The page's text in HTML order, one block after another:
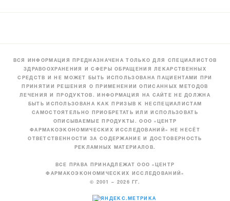
ВСЯ ИНФОРМАЦИЯ ПРЕДНАЗНАЧЕНА ТОЛЬКО ДЛЯ СПЕЦИАЛИСТОВ
ЗДРАВООХРАНЕНИЯ И СФЕРЫ ОБРАЩЕНИЯ ЛЕКАРСТВЕННЫХ
СРЕДСТВ И НЕ МОЖЕТ БЫТЬ ИСПОЛЬЗОВАНА ПАЦИЕНТАМИ ПРИ
ПРИНЯТИИ РЕШЕНИЯ О ПРИМЕНЕНИИ ОПИСАННЫХ МЕТОДОВ
ЛЕЧЕНИЯ И ПРОДУКТОВ. ИНФОРМАЦИЯ НА САЙТЕ НЕ ДОЛЖНА
БЫТЬ ИСПОЛЬЗОВАНА КАК ПРИЗЫВ К НЕСПЕЦИАЛИСТАМ
САМОСТОЯТЕЛЬНО ПРИОБРЕТАТЬ ИЛИ ИСПОЛЬЗОВАТЬ
ОПИСЫВАЕМЫЕ ПРОДУКТЫ. ООО «ЦЕНТР
ФАРМАКОЭКОНОМИЧЕСКИХ ИССЛЕДОВАНИЙ» НЕ НЕСЁТ
ОТВЕТСТВЕННОСТИ ЗА СОДЕРЖАНИЕ И ДОСТОВЕРНОСТЬ
РЕКЛАМНЫХ МАТЕРИАЛОВ.
ВСЕ ПРАВА ПРИНАДЛЕЖАТ ООО «ЦЕНТР
ФАРМАКОЭКОНОМИЧЕСКИХ ИССЛЕДОВАНИЙ»
© 2001 – 2026 ГГ.